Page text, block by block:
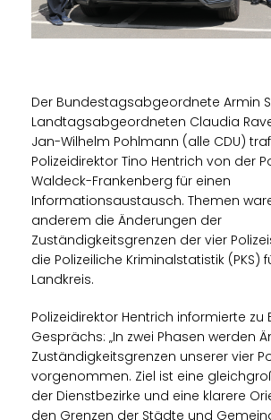
Der Bundestagsabgeordnete Armin
Landtagsabgeordneten Claudia
Jan-Wilhelm Pohlmann (alle CDU)
Polizeidirektor Tino Hentrich von der
Waldeck-Frankenberg für einen
Informationsaustausch. Themen
anderem die Änderungen der
Zuständigkeitsgrenzen der vier
die Polizeiliche Kriminalstatistik (PKS)
Landkreis.
Polizeidirektor Hentrich informierte zu
Gesprächs: „In zwei Phasen werden
Zuständigkeitsgrenzen unserer vier
vorgenommen. Ziel ist eine
der Dienstbezirke und eine klarere
den Grenzen der Städte und